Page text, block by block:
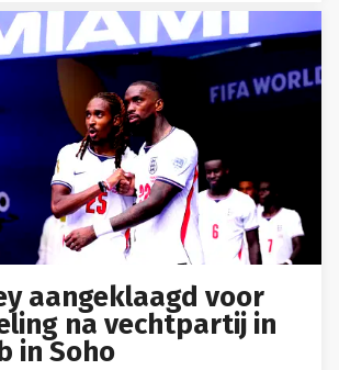
aangeklaagd voor
na vechtpartij in
in Soho